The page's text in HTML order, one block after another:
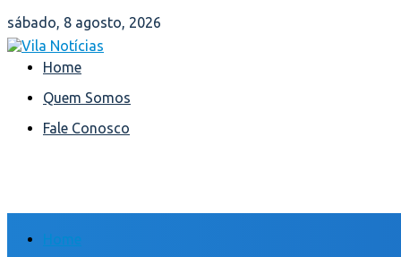
sábado, 8 agosto, 2026
Home
Quem Somos
Fale Conosco
Home